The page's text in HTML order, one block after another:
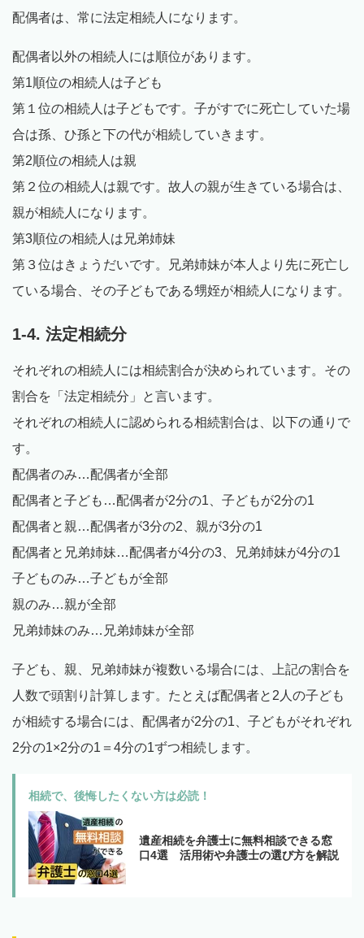
配偶者は、常に法定相続人になります。
配偶者以外の相続人には順位があります。
第1順位の相続人は子ども
第１位の相続人は子どもです。子がすでに死亡していた場
合は孫、ひ孫と下の代が相続していきます。
第2順位の相続人は親
第２位の相続人は親です。故人の親が生きている場合は、
親が相続人になります。
第3順位の相続人は兄弟姉妹
第３位はきょうだいです。兄弟姉妹が本人より先に死亡し
ている場合、その子どもである甥姪が相続人になります。
1-4. 法定相続分
それぞれの相続人には相続割合が決められています。その
割合を「法定相続分」と言います。
それぞれの相続人に認められる相続割合は、以下の通りで
す。
配偶者のみ…配偶者が全部
配偶者と子ども…配偶者が2分の1、子どもが2分の1
配偶者と親…配偶者が3分の2、親が3分の1
配偶者と兄弟姉妹…配偶者が4分の3、兄弟姉妹が4分の1
子どものみ…子どもが全部
親のみ…親が全部
兄弟姉妹のみ…兄弟姉妹が全部
子ども、親、兄弟姉妹が複数いる場合には、上記の割合を
人数で頭割り計算します。たとえば配偶者と2人の子ども
が相続する場合には、配偶者が2分の1、子どもがそれぞれ
2分の1×2分の1＝4分の1ずつ相続します。
相続で、後悔したくない方は必読！
遺産相続を弁護士に無料相談できる窓
口4選 活用術や弁護士の選び方を解説